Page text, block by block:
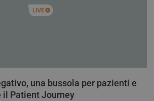
una bussola per pazienti e
il Patient Journey